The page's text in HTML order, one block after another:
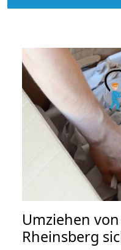
Umziehen von
Rheinsberg